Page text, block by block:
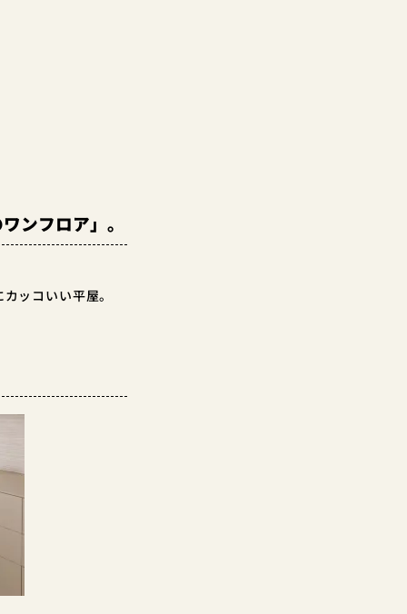
ンフロア」。
ッコいい平屋。